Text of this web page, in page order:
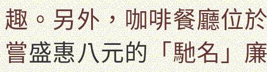
趣。另外，咖啡餐廳位
嘗盛惠八元的「馳名」